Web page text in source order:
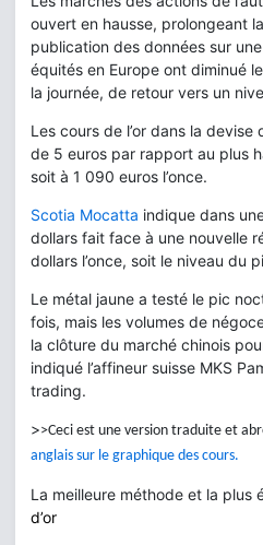
ouvert en hausse, prolongeant
publication des données sur
équités en Europe ont diminué
la journée, de retour vers un
Les cours de l’or dans la
de 5 euros par rapport au plus
soit à 1 090 euros l’once.
Scotia Mocatta indique dans
dollars fait face à une nouvelle
dollars l’once, soit le niveau du
Le métal jaune a testé le pic
fois, mais les volumes de
la clôture du marché chinois
indiqué l’affineur suisse MKS
trading.
>>Ceci est une version traduite et
anglais sur le graphique des cours.
La meilleure méthode et la plus
d’or